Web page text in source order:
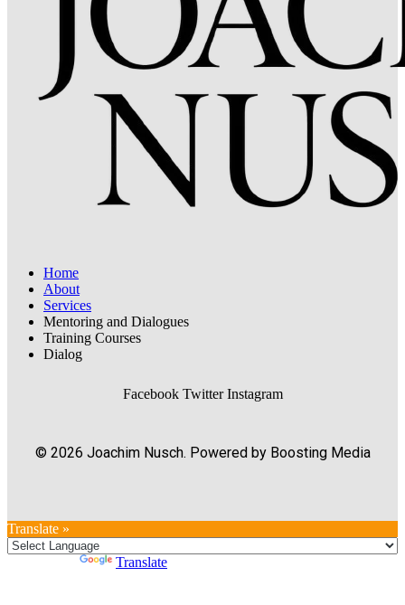
Home
About
Services
Mentoring and Dialogues
Training Courses
Dialog
Facebook Twitter Instagram
© 2026 Joachim Nusch. Powered by Boosting Media
Translate »
Translate